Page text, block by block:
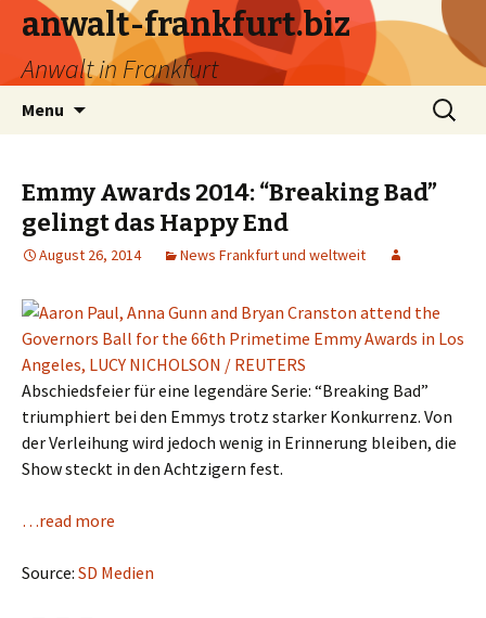
anwalt-frankfurt.biz
Anwalt in Frankfurt
Menu
Search
for:
Emmy Awards 2014: “Breaking Bad”
gelingt das Happy End
August 26, 2014 News Frankfurt und weltweit
Abschiedsfeier für eine legendäre Serie: “Breaking Bad”
triumphiert bei den Emmys trotz starker Konkurrenz. Von
der Verleihung wird jedoch wenig in Erinnerung bleiben, die
Show steckt in den Achtzigern fest.
…read more
Source: SD Medien